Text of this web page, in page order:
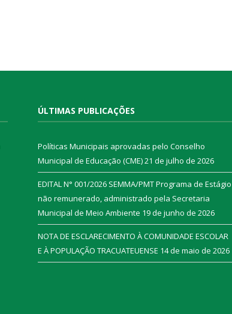
ÚLTIMAS PUBLICAÇÕES
Políticas Municipais aprovadas pelo Conselho
Municipal de Educação (CME)21 de julho de 2026
EDITAL N° 001/2026 SEMMA/PMT Programa de Estágio
não remunerado, administrado pela Secretaria
Municipal de Meio Ambiente 19 de junho de 2026
NOTA DE ESCLARECIMENTO À COMUNIDADE ESCOLAR
E À POPULAÇÃO TRACUATEUENSE 14 de maio de 2026